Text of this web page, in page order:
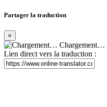
Partager la traduction
×
Chargement…
Lien direct vers la traduction :